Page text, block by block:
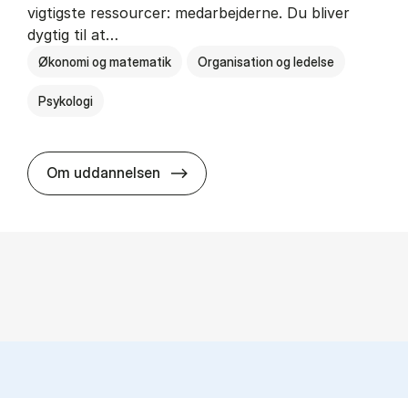
vigtigste ressourcer: medarbejderne. Du bliver
dygtig til at…
Økonomi og matematik Organisation og ledelse
Psykologi
Om uddannelsen HA(psyk.) - erhvervs­økonomi og